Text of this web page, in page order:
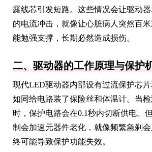
露线芯引发短路。这些情况会让驱动
的电流冲击，就像让心脏病人突然百
能勉强支撑，长期必然造成损伤。
二、驱动器的工作原理与保护
现代LED驱动器内部设有过流保护芯片
如同给电路装了保险丝和体温计。当
时，保护电路会在0.1秒内切断供电。
制会加速元器件老化，就像频繁急刹
终可能导致保护功能失效。